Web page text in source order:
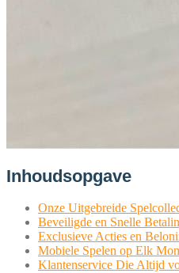
Inhoudsopgave
Onze Uit­ge­brei­de
Bevei­lig­de en Snel­le
Exclu­sie­ve Acties en
Mobie­le Spe­len op Elk
Klan­ten­ser­vice Die Altijd